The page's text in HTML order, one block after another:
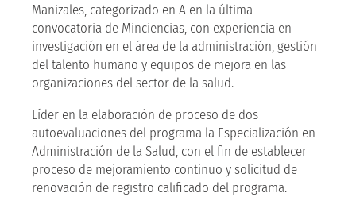
Manizales, categorizado en A en la última
convocatoria de Minciencias, con experiencia en
investigación en el área de la administración, gestión
del talento humano y equipos de mejora en las
organizaciones del sector de la salud.
Líder en la elaboración de proceso de dos
autoevaluaciones del programa la Especialización en
Administración de la Salud, con el fin de establecer
proceso de mejoramiento continuo y solicitud de
renovación de registro calificado del programa.